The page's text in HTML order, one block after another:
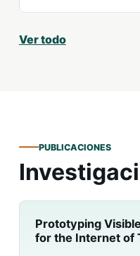
Ver todo
PUBLICACIONES
Prototyping
for the Internet of